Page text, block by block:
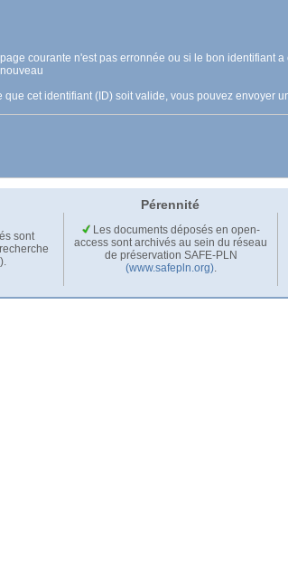
courante n'est pas erronnée ou si le bon identifiant
cet identifiant (ID) soit valide, vous pouvez envoyer
Pérennité
sont
Les documents déposés en open-
access sont archivés au sein du réseau
de préservation SAFE-PLN
(www.safepln.org).